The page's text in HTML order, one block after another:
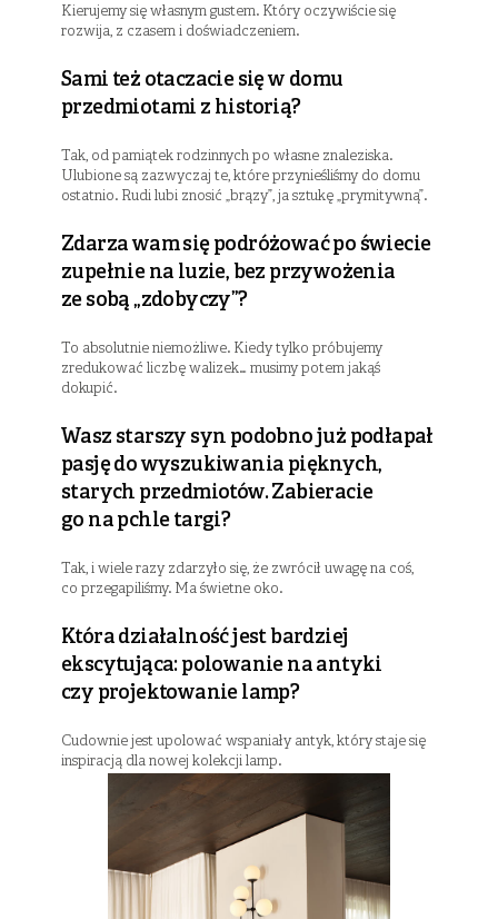
Kierujemy się własnym gustem. Który oczywiście się
rozwija, z czasem i doświadczeniem.
Sami też otaczacie się w domu
przedmiotami z historią?
Tak, od pamiątek rodzinnych po własne znaleziska.
Ulubione są zazwyczaj te, które przynieśliśmy do domu
ostatnio. Rudi lubi znosić „brązy”, ja sztukę „prymitywną”.
Zdarza wam się podróżować po świecie
zupełnie na luzie, bez przywożenia
ze sobą „zdobyczy”?
To absolutnie niemożliwe. Kiedy tylko próbujemy
zredukować liczbę walizek… musimy potem jakąś
dokupić.
Wasz starszy syn podobno już podłapał
pasję do wyszukiwania pięknych,
starych przedmiotów. Zabieracie
go na pchle targi?
Tak, i wiele razy zdarzyło się, że zwrócił uwagę na coś,
co przegapiliśmy. Ma świetne oko.
Która działalność jest bardziej
ekscytująca: polowanie na antyki
czy projektowanie lamp?
Cudownie jest upolować wspaniały antyk, który staje się
inspiracją dla nowej kolekcji lamp.